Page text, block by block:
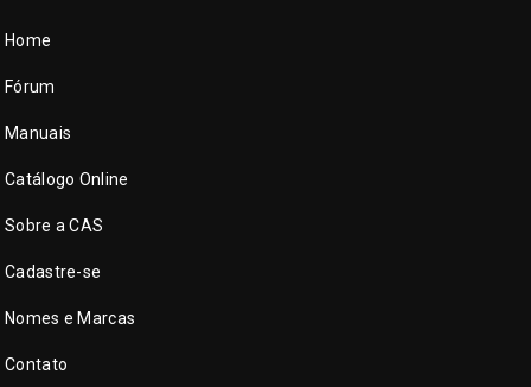
Home
Fórum
Manuais
Catálogo Online
Sobre a CAS
Cadastre-se
Nomes e Marcas
Contato